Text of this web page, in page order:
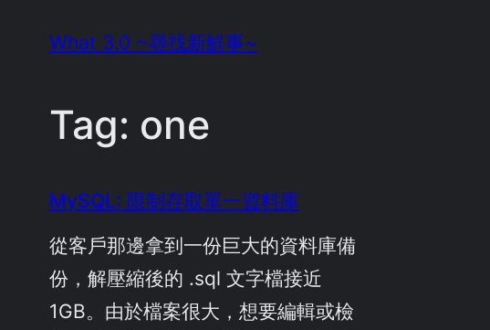
What 3.0 ~尋找新鮮事~
Tag: one
MySQL: 限制存取單一資料庫
從客戶那邊拿到一份巨大的資料庫備
份，解壓縮後的 .sql 文字檔接近
1GB。由於檔案很大，想要編輯或檢